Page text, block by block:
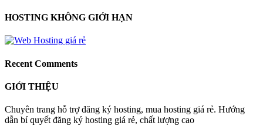
HOSTING KHÔNG GIỚI HẠN
Recent Comments
GIỚI THIỆU
Chuyên trang hỗ trợ đăng ký hosting, mua hosting giá rẻ. Hướng
dẫn bí quyết đăng ký hosting giá rẻ, chất lượng cao